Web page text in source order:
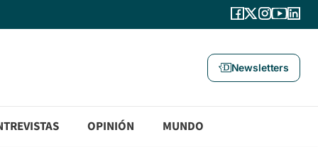
Newsletters
OPINIÓN MUNDO